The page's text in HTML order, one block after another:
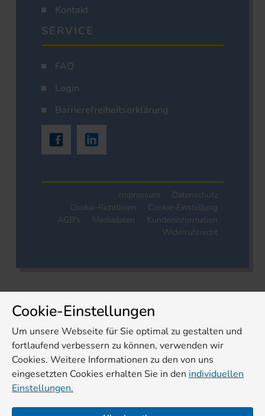
Kontakt
SERVICE
FAQ
Login
Barrierefreiheitserklärung
Impressum
Datenschutz
Cookie-Richtlinien
Cookie-Einstellung
AGB's
Mediadaten
Kundeninformation
Widerrufsrecht
Cookie-Einstellungen
Um unsere Webseite für Sie optimal zu gestalten und
fortlaufend verbessern zu können, verwenden wir
Cookies. Weitere Informationen zu den von uns
eingesetzten Cookies erhalten Sie in den individuellen
Einstellungen.